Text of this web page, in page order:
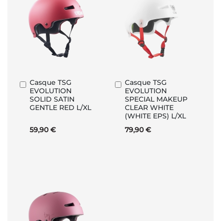
Casque TSG
EVOLUTION
SOLID SATIN
GENTLE RED L/XL
59,90 €
Ajouter
au
panier
Casque TSG
EVOLUTION
SPECIAL MAKEUP
CLEAR WHITE
(WHITE EPS) L/XL
79,90 €
Ajouter
au
panier